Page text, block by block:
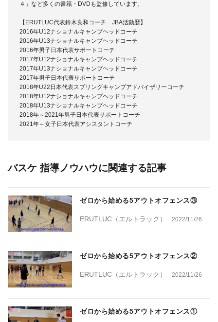
４」など多くの書籍・DVDも監修しています。
【ERUTLUC代表鈴木良和コーチ JBA活動歴】
2016年U12ナショナルキャンプヘッドコーチ
2016年U13ナショナルキャンプヘッドコーチ
2016年男子日本代表サポートコーチ
2017年U12ナショナルキャンプヘッドコーチ
2017年U13ナショナルキャンプヘッドコーチ
2017年男子日本代表サポートコーチ
2018年U22日本代表スプリングキャンプアドバイザリーコーチ
2018年U12ナショナルキャンプヘッドコーチ
2018年U13ナショナルキャンプヘッドコーチ
2018年～2021年男子日本代表サポートコーチ
2021年～女子日本代表アシスタントコーチ
バスケ 指導ノウハウに関連する記事
ゼロから始める5アウトオフェンス③
ERUTLUC（エルトラック） 2022/11/26
ゼロから始める5アウトオフェンス②
ERUTLUC（エルトラック） 2022/11/26
ゼロから始める5アウトオフェンス①